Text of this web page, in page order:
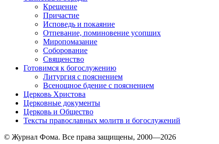
Крещение
Причастие
Исповедь и покаяние
Отпевание, поминовение усопших
Миропомазание
Соборование
Священство
Готовимся к богослужению
Литургия с пояснением
Всенощное бдение с пояснением
Церковь Христова
Церковные документы
Церковь и Общество
Тексты православных молитв и богослужений
© Журнал Фома. Все права защищены, 2000—2026